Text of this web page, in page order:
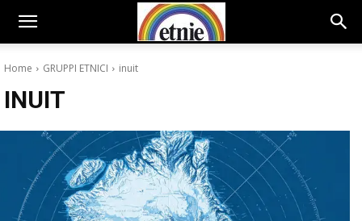
Home GRUPPI ETNICI inuit
INUIT